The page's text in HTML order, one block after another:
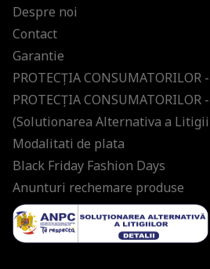
Despre noi
Contact
Garantie
PROTECŢIA CONSUMATORILOR -
PROTECŢIA CONSUMATORILOR -
(Solutionarea Alternativa a
Modalitati de plata
Black Friday Fashion Days
Anunturi rechemare produse